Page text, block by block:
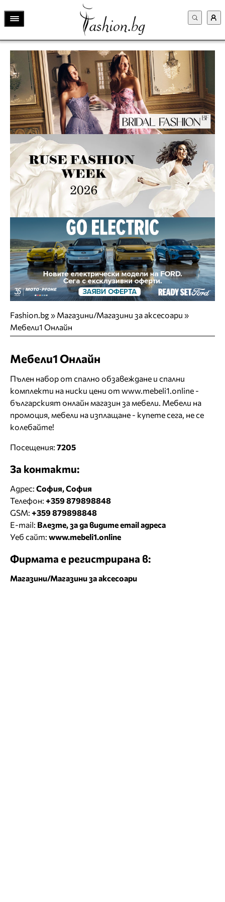
Fashion.bg» Магазини/Магазини за aксесоари »
Мебели1 Онлайн
Мебели1 Онлайн
Пълен набор от спално обзавеждане и спални
комплекти на ниски цени от www.mebeli1.online -
българският онлайн магазин за мебели. Мебели на
промоция, мебели на изплащане - купете сега, не се
колебайте!
Посещения: 7205
За контакти:
Адрес: София, София
Телефон: +359 879898848
GSM: +359 879898848
E-mail: Влезте, за да видите email адреса
Уеб сайт: www.mebeli1.online
Фирмата е регистрирана в:
Магазини/Магазини за aксесоари